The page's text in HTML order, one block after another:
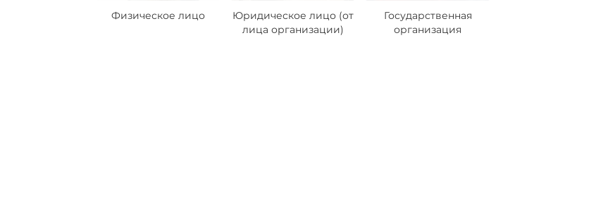
Физическое лицо
Юридическое лицо (от
лица организации)
Государственная
организация